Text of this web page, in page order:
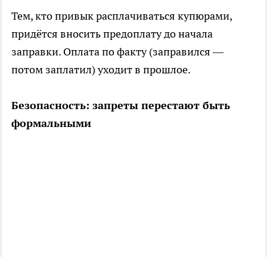
Тем, кто привык расплачиваться купюрами,
придётся вносить предоплату до начала
заправки. Оплата по факту (заправился —
потом заплатил) уходит в прошлое.
Безопасность: запреты перестают быть
формальными